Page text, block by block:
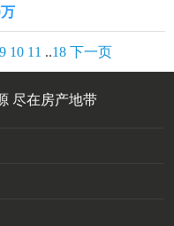
9 10 11 ..18 下一页
尽在房产地带